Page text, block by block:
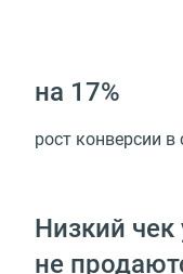
на 17%
рост конверсии в
Низкий чек
не